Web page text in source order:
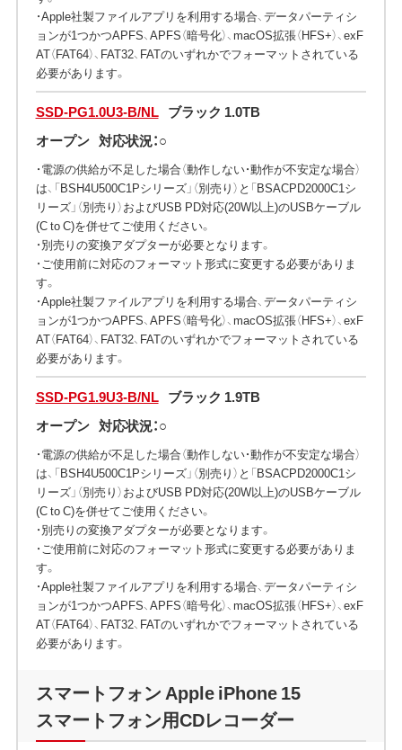
・Apple社製ファイルアプリを利用する場合、データパーティシ
ョンが1つかつAPFS、APFS（暗号化）、macOS拡張（HFS+）、exF
AT（FAT64）、FAT32、FATのいずれかでフォーマットされている
必要があります。
SSD-PG1.0U3-B/NL ブラック 1.0TB
オープン 対応状況：○
・電源の供給が不足した場合（動作しない・動作が不安定な場合）
は、「BSH4U500C1Pシリーズ」（別売り）と「BSACPD2000C1シ
リーズ」（別売り）およびUSB PD対応(20W以上)のUSBケーブル
(C to C)を併せてご使用ください。
・別売りの変換アダプターが必要となります。
・ご使用前に対応のフォーマット形式に変更する必要がありま
す。
・Apple社製ファイルアプリを利用する場合、データパーティシ
ョンが1つかつAPFS、APFS（暗号化）、macOS拡張（HFS+）、exF
AT（FAT64）、FAT32、FATのいずれかでフォーマットされている
必要があります。
SSD-PG1.9U3-B/NL ブラック 1.9TB
オープン 対応状況：○
・電源の供給が不足した場合（動作しない・動作が不安定な場合）
は、「BSH4U500C1Pシリーズ」（別売り）と「BSACPD2000C1シ
リーズ」（別売り）およびUSB PD対応(20W以上)のUSBケーブル
(C to C)を併せてご使用ください。
・別売りの変換アダプターが必要となります。
・ご使用前に対応のフォーマット形式に変更する必要がありま
す。
・Apple社製ファイルアプリを利用する場合、データパーティシ
ョンが1つかつAPFS、APFS（暗号化）、macOS拡張（HFS+）、exF
AT（FAT64）、FAT32、FATのいずれかでフォーマットされている
必要があります。
スマートフォン Apple iPhone 15
スマートフォン用CDレコーダー